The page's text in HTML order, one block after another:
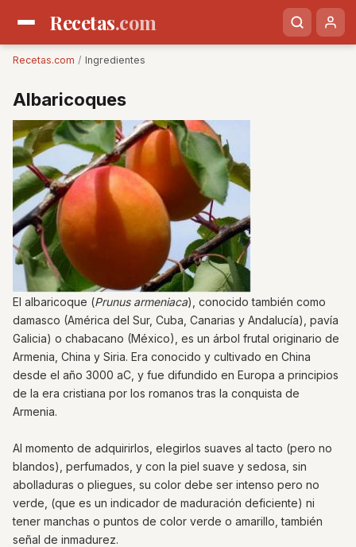
Recetas.com
Recetas.com / Ingredientes
Albaricoques
El albaricoque (Prunus armeniaca), conocido también como
damasco (América del Sur, Cuba, Canarias y Andalucía), pavía
Galicia) o chabacano (México), es un árbol frutal originario de
Armenia, China y Siria. Era conocido y cultivado en China
desde el año 3000 aC, y fue difundido en Europa a principios
de la era cristiana por los romanos tras la conquista de
Armenia.
Al momento de adquirirlos, elegirlos suaves al tacto (pero no
blandos), perfumados, y con la piel suave y sedosa, sin
abolladuras o pliegues, su color debe ser intenso pero no
verde, (que es un indicador de maduración deficiente) ni
tener manchas o puntos de color verde o amarillo, también
señal de inmadurez.